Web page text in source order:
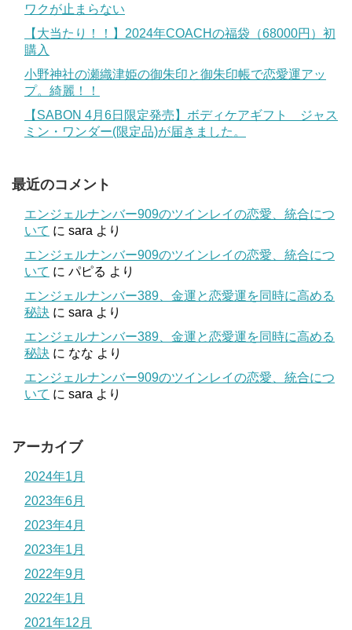
ワクが止まらない
【大当たり！！】2024年COACHの福袋（68000円）初
購入
小野神社の瀬織津姫の御朱印と御朱印帳で恋愛運アッ
プ。綺麗！！
【SABON 4月6日限定発売】ボディケアギフト ジャス
ミン・ワンダー(限定品)が届きました。
最近のコメント
エンジェルナンバー909のツインレイの恋愛、統合につ
いて に sara より
エンジェルナンバー909のツインレイの恋愛、統合につ
いて に パピる より
エンジェルナンバー389、金運と恋愛運を同時に高める
秘訣 に sara より
エンジェルナンバー389、金運と恋愛運を同時に高める
秘訣 に なな より
エンジェルナンバー909のツインレイの恋愛、統合につ
いて に sara より
アーカイブ
2024年1月
2023年6月
2023年4月
2023年1月
2022年9月
2022年1月
2021年12月